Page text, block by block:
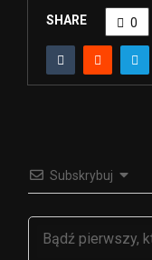
SHARE 0
Subskrybuj